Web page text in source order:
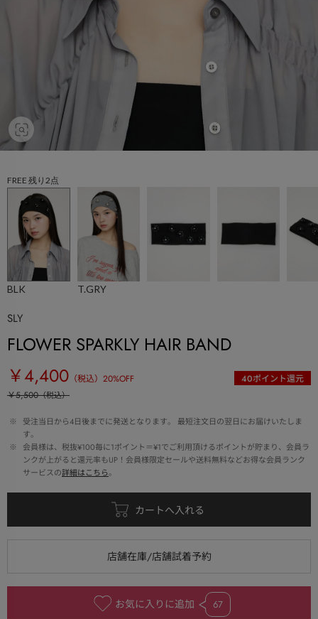
FREE 残り2点
BLK T.GRY
SLY
FLOWER SPARKLY HAIR BAND
￥4,400 （税込） 20%OFF 40ポイント還元
￥5,500（税込）
※
受注当日から4日後までに発送となります。 最短注文日の翌日にお届けいたしま
す。
※
会員様は、税抜¥100毎に1ポイント＝¥1でご利用頂けるポイントが貯まり、会員ラ
ンクが上がると還元率もUP！会員様限定セールや送料無料などお得な会員ランク
サービスの詳細はこちら。
お気に入りに追加 67